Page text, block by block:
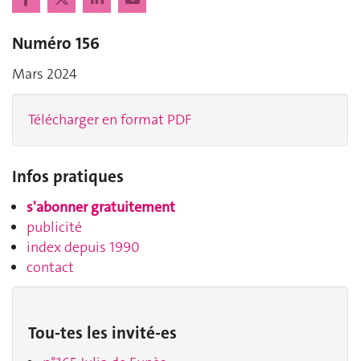
Numéro 156
Mars 2024
Télécharger en format PDF
Infos pratiques
s'abonner gratuitement
publicité
index depuis 1990
contact
Tou-tes les invité-es